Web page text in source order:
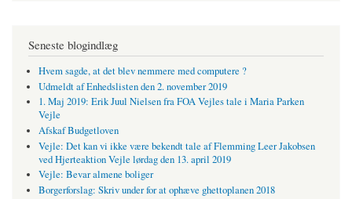
Seneste blogindlæg
Hvem sagde, at det blev nemmere med computere ?
Udmeldt af Enhedslisten den 2. november 2019
1. Maj 2019: Erik Juul Nielsen fra FOA Vejles tale i Maria Parken
Vejle
Afskaf Budgetloven
Vejle: Det kan vi ikke være bekendt tale af Flemming Leer Jakobsen
ved Hjerteaktion Vejle lørdag den 13. april 2019
Vejle: Bevar almene boliger
Borgerforslag: Skriv under for at ophæve ghettoplanen 2018